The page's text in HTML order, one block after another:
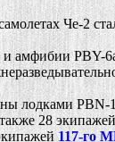
Че-2
PBY-6a
28
117-го